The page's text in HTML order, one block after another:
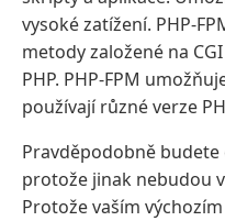
vysoké zatížení. PHP-
metody založené na
PHP. PHP-FPM
používají různé verze
Pravděpodobně
protože jinak nebudou
Protože vaším